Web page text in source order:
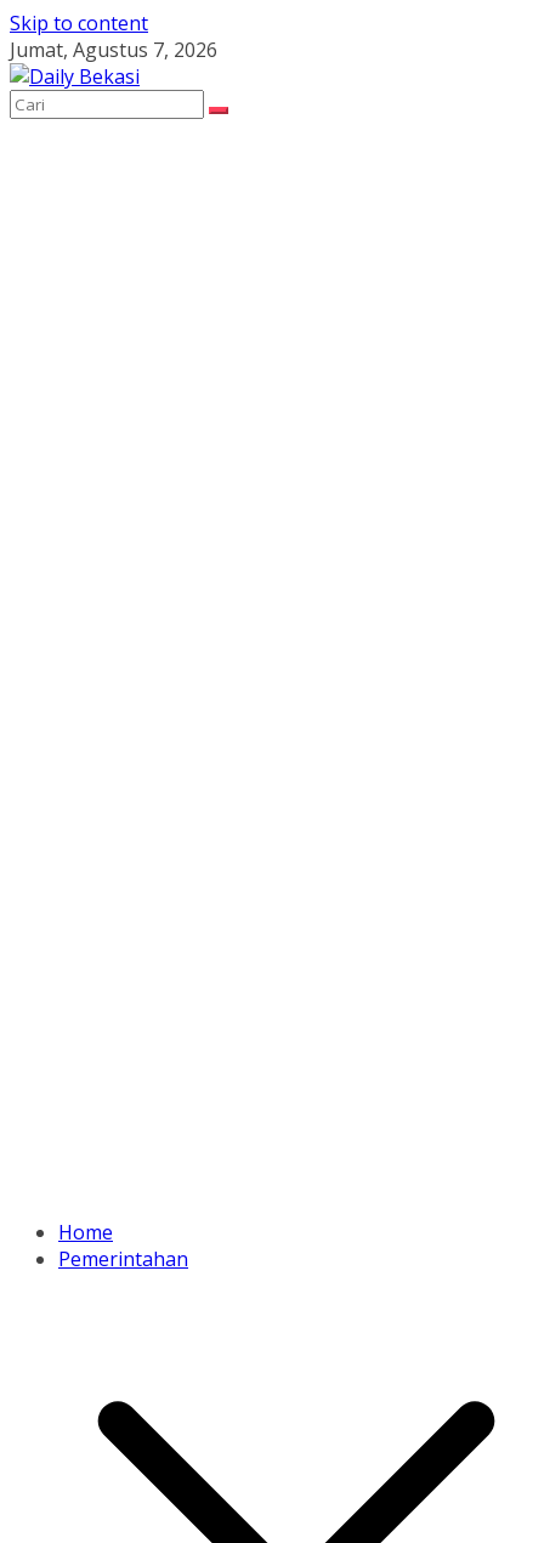
Skip to content
Jumat, Agustus 7, 2026
Home
Pemerintahan